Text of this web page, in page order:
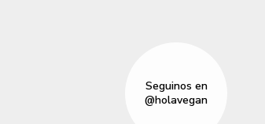
Seguinos en
@holavegan